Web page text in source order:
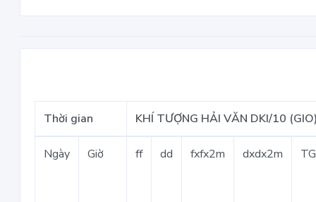
Thời gian KHÍ TƯỢNG HẢI VĂN DKI/10 (GIO)
Ngày Giờ ff dd fxfx2m dxdx2m